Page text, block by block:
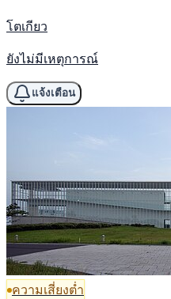
โตเกียว
ยังไม่มีเหตุการณ์
แจ้งเตือน
ความเสี่ยงต่ำ